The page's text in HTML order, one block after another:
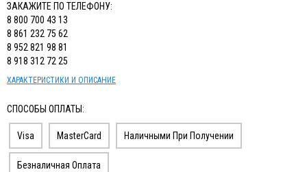
ЗАКАЖИТЕ ПО ТЕЛЕФОНУ:
8 800 700 43 13
8 861 232 75 62
8 952 821 98 81
8 918 312 72 25
ХАРАКТЕРИСТИКИ И ОПИСАНИЕ
СПОСОБЫ ОПЛАТЫ:
Visa MasterCard Наличными При Получении
Безналичная Оплата